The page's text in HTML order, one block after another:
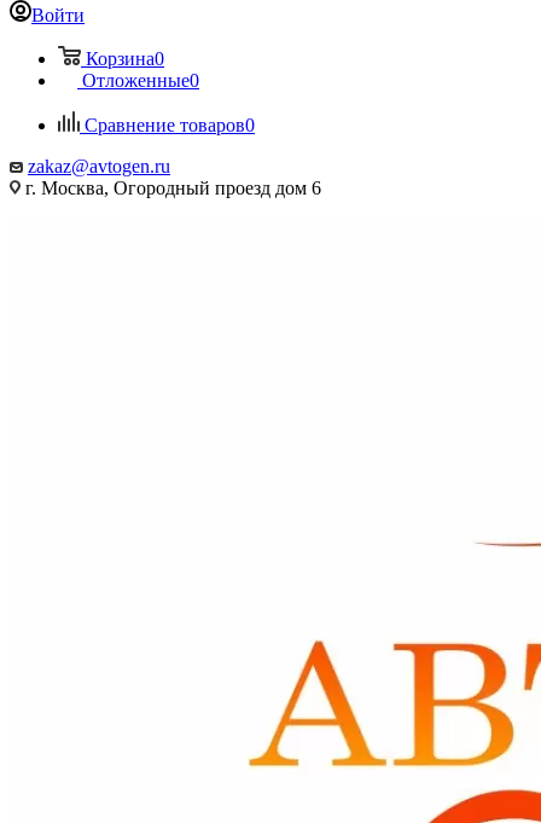
Войти
Корзина0
Отложенные0
Сравнение товаров0
zakaz@avtogen.ru
г. Москва, Огородный проезд дом 6